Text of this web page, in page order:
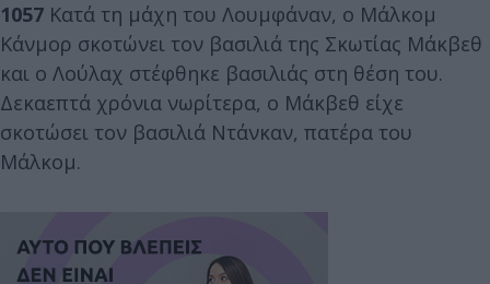
1057 Κατά τη μάχη του Λουμφάναν, ο Μάλκομ
Κάνμορ σκοτώνει τον βασιλιά της Σκωτίας Μάκβεθ
και ο Λούλαχ στέφθηκε βασιλιάς στη θέση του.
Δεκαεπτά χρόνια νωρίτερα, ο Μάκβεθ είχε
σκοτώσει τον βασιλιά Ντάνκαν, πατέρα του
Μάλκομ.